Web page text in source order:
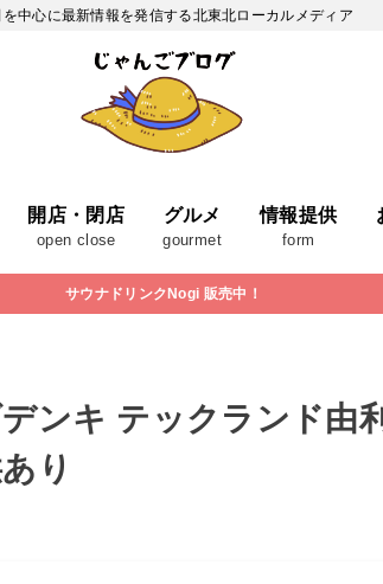
を中心に最新情報を発信する北東北ローカルメディア
開店・閉店
open close
グルメ
gourmet
情報提供
form
サウナドリンクNogi 販売中！
ンキ テックランド由
り